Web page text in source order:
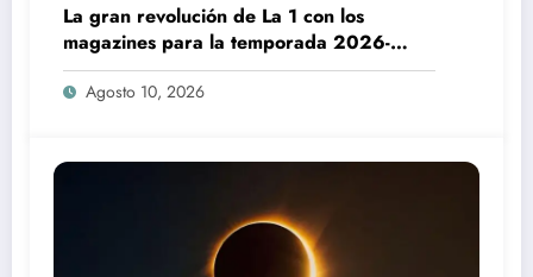
La gran revolución de La 1 con los
magazines para la temporada 2026-
2027
Agosto 10, 2026